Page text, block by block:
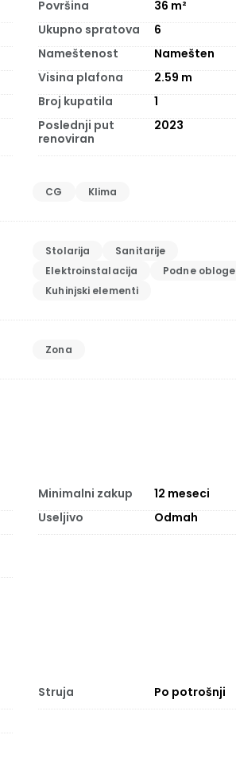
Površina 36 m²
Ukupno spratova
6
Nameštenost
Namešten
Visina plafona 2.59 m
Broj kupatila
1
Poslednji put
renoviran
2023
CG Klima
Stolarija
Sanitarije
Elektroinstalacija
Podne obloge
Kuhinjski elementi
Zona
Minimalni zakup 12 meseci
Useljivo Odmah
Struja
Po potrošnji